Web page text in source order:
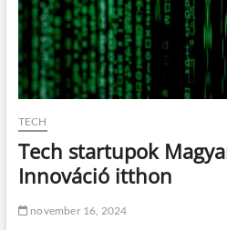
TECH
Tech startupok
Innováció itthon
november 16, 2024